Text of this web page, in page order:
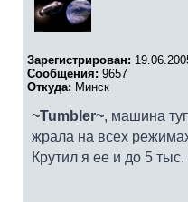
Зарегистрирован:
Сообщения: 9657
Откуда: Минск
~Tumbler~, машина
жрала на всех
Крутил я ее и до 5 тыс.